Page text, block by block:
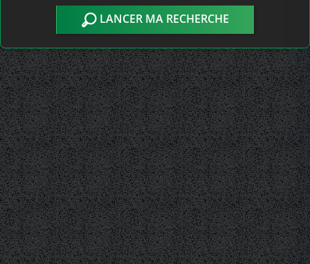
LANCER MA RECHERCHE